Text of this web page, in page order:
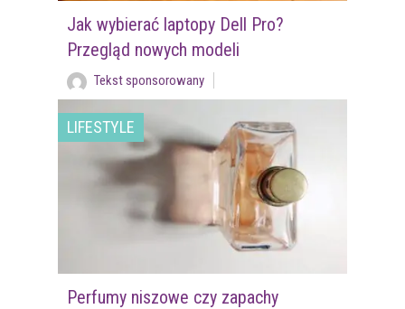
Jak wybierać laptopy Dell Pro?
Przegląd nowych modeli
Tekst sponsorowany
LIFESTYLE
Perfumy niszowe czy zapachy